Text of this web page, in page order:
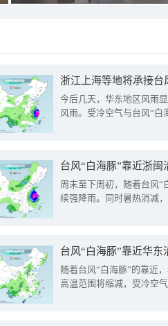
浙江上海等地将承接台
今后几天，华东地区风雨
风雨。受冷空气与台风“白
台风“白海豚”靠近浙
周末至下周初，随着台风“
续强降雨。同时暑热消减
台风“白海豚”靠近华
随着台风“白海豚”的靠近
高温范围将缩减，受冷空